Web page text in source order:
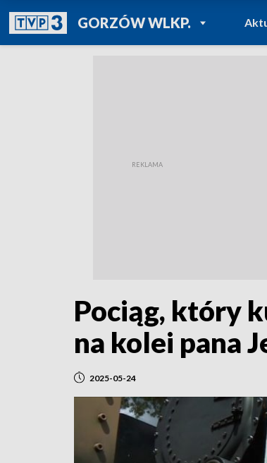
GORZÓW WLKP.POWRÓT DO
TVP REGIONY
Pociąg, który
na kolei pana
2025-05-24